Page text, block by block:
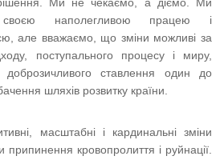
своєю наполегливою працею і
але вважаємо, що зміни можливі за
поступального процесу і миру,
доброзичливого ставлення один до
шляхів розвитку країни.
масштабні і кардинальні зміни
припинення кровопролиття і руйнації.